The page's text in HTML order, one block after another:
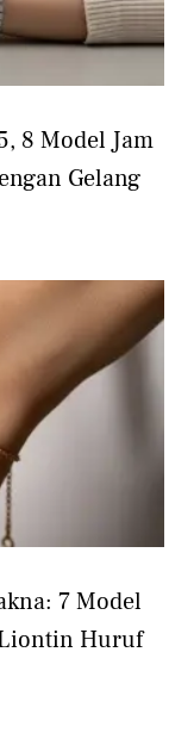
8 Model Jam
Gelang
7 Model
Huruf